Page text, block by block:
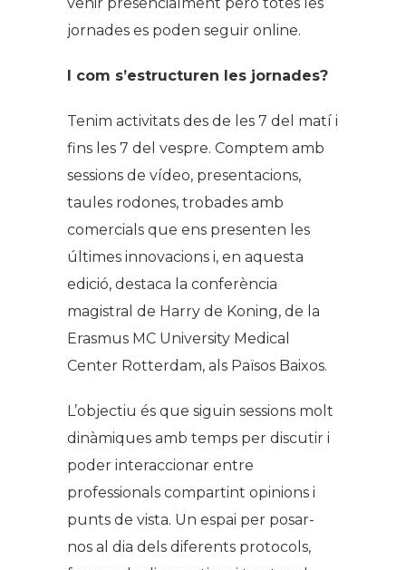
jornades es poden seguir online.
I com s’estructuren les jornades?
Tenim activitats des de les 7 del matí i
fins les 7 del vespre. Comptem amb
sessions de vídeo, presentacions,
taules rodones, trobades amb
comercials que ens presenten les
últimes innovacions i, en aquesta
edició, destaca la conferència
magistral de Harry de Koning, de la
Erasmus MC University Medical
Center Rotterdam, als Països Baixos.
L’objectiu és que siguin sessions molt
dinàmiques amb temps per discutir i
poder interaccionar entre
professionals compartint opinions i
punts de vista. Un espai per posar-
nos al dia dels diferents protocols,